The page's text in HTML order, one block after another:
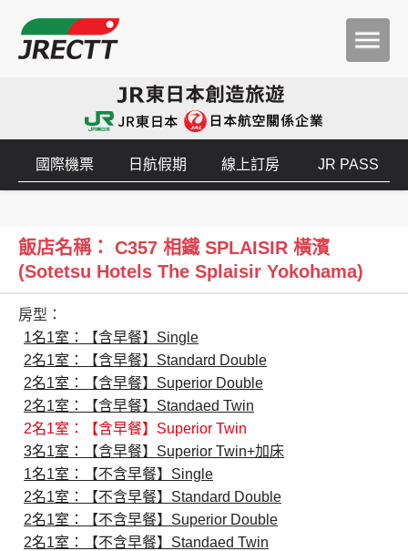
創造旅遊
國際機票 日航假期 線上訂房 JR PASS
飯店名稱： C357 相鐵 SPLAISIR 橫濱
(Sotetsu Hotels The Splaisir Yokohama)
房型：
1名1室：【含早餐】Single
2名1室：【含早餐】Standard Double
2名1室：【含早餐】Superior Double
2名1室：【含早餐】Standaed Twin
2名1室：【含早餐】Superior Twin
3名1室：【含早餐】Superior Twin+加床
1名1室：【不含早餐】Single
2名1室：【不含早餐】Standard Double
2名1室：【不含早餐】Superior Double
2名1室：【不含早餐】Standaed Twin